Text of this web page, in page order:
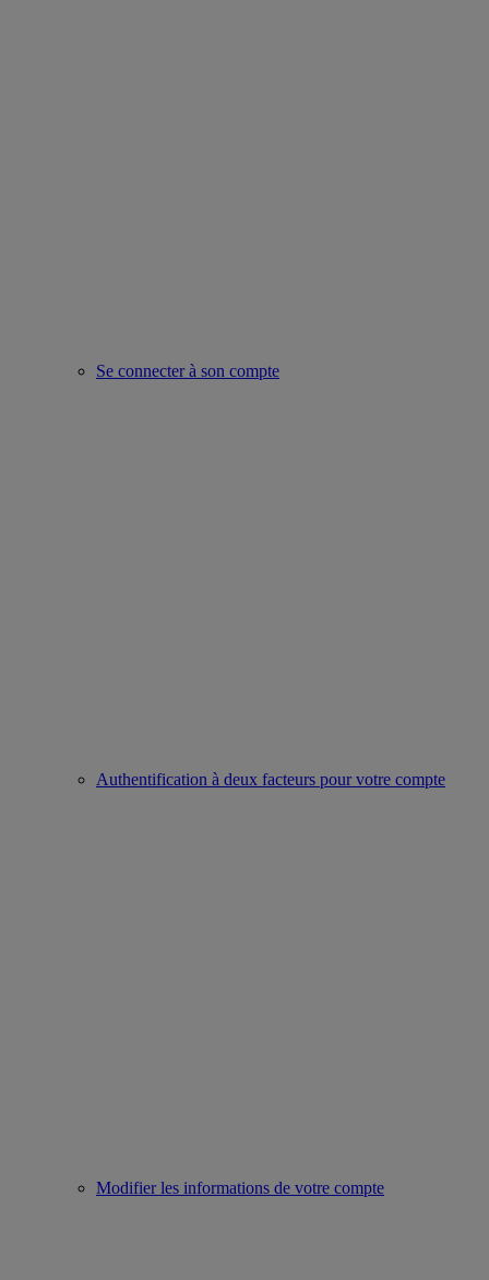
Se connecter à son compte
Authentification à deux facteurs pour votre compte
Modifier les informations de votre compte